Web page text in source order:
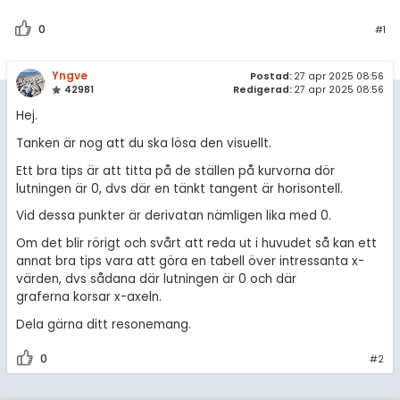
0 #1
Yngve
42981
Postad: 27 apr 2025 08:56
Redigerad: 27 apr 2025 08:56
Hej.
Tanken är nog att du ska lösa den visuellt.
Ett bra tips är att titta på de ställen på kurvorna dör
lutningen är 0, dvs där en tänkt tangent är horisontell.
Vid dessa punkter är derivatan nämligen lika med 0.
Om det blir rörigt och svårt att reda ut i huvudet så kan ett
annat bra tips vara att göra en tabell över intressanta x-
värden, dvs sådana där lutningen är 0 och där
graferna korsar x-axeln.
Dela gärna ditt resonemang.
0 #2